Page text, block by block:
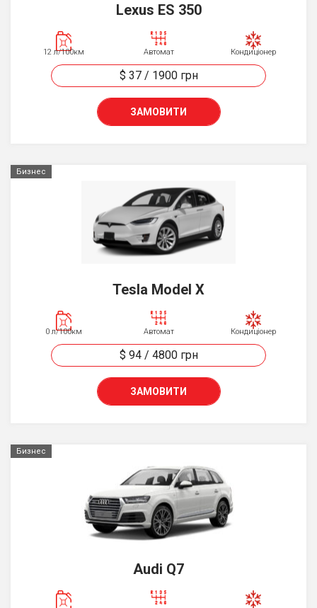
Lexus ES 350
12 л/100км Автомат Кондиціонер
$ 37/ 1900 грн
ЗАМОВИТИ
Бизнес
Tesla Model X
0 л/100км Автомат Кондиціонер
$ 94/ 4800 грн
ЗАМОВИТИ
Бизнес
Audi Q7